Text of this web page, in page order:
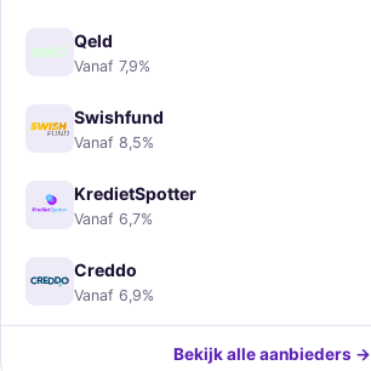
Qeld
Vanaf 7,9%
Swishfund
Vanaf 8,5%
KredietSpotter
Vanaf 6,7%
Creddo
Vanaf 6,9%
Bekijk alle aanbieders →